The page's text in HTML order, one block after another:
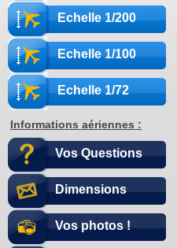
Echelle 1/200
Echelle 1/100
Echelle 1/72
Informations aériennes :
Vos Questions
Dimensions
Vos photos !